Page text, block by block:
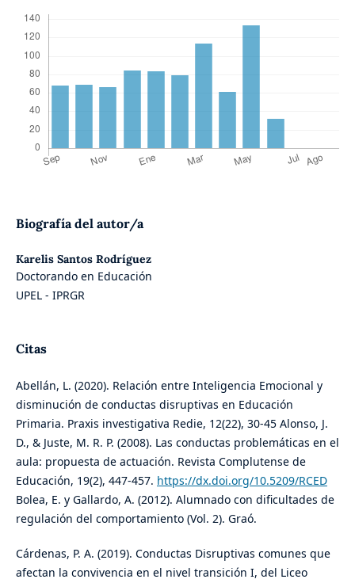
Biografía del autor/a
Karelis Santos Rodríguez
Doctorando en Educación
UPEL - IPRGR
Citas
Abellán, L. (2020). Relación entre Inteligencia Emocional y
disminución de conductas disruptivas en Educación
Primaria. Praxis investigativa Redie, 12(22), 30-45 Alonso, J.
D., & Juste, M. R. P. (2008). Las conductas problemáticas en el
aula: propuesta de actuación. Revista Complutense de
Educación, 19(2), 447-457. https://dx.doi.org/10.5209/RCED
Bolea, E. y Gallardo, A. (2012). Alumnado con dificultades de
regulación del comportamiento (Vol. 2). Graó.
Cárdenas, P. A. (2019). Conductas Disruptivas comunes que
afectan la convivencia en el nivel transición I, del Liceo